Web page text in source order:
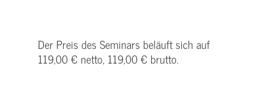
Der Preis des Seminars beläuft sich auf
119,00 € netto, 119,00 € brutto.